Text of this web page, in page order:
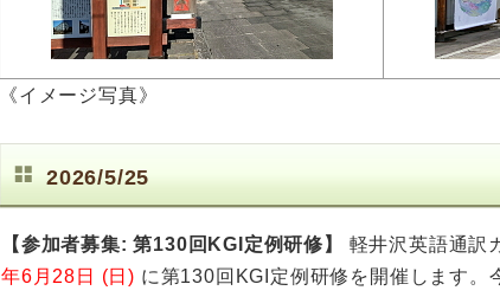
《イメージ写真》
2026/5/25
【参加者募集: 第130回KGI定例研修】 軽井沢英語通訳
年6月28日 (日) に第130回KGI定例研修を開催します。